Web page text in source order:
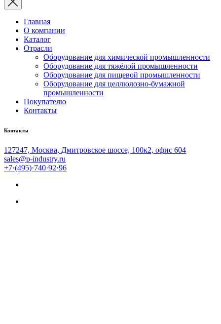
Главная
О компании
Каталог
Отрасли
Оборудование для химической промышленности
Оборудование для тяжёлой промышленности
Оборудование для пищевой промышленности
Оборудование для целлюлозно-бумажной
промышленности
Покупателю
Контакты
Контакты
127247, Москва, Дмитровское шоссе, 100к2, офис 604
sales@p-industry.ru
+7·(495)·740·92·96